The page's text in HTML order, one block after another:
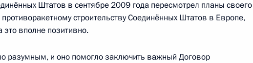
вторник
Госсовета
Штатов в сентябре 2009 года пересмотрел планы своего
строительству Соединённых Штатов в Европе,
вполне позитивно.
разумным, и оно помогло заключить важный Договор